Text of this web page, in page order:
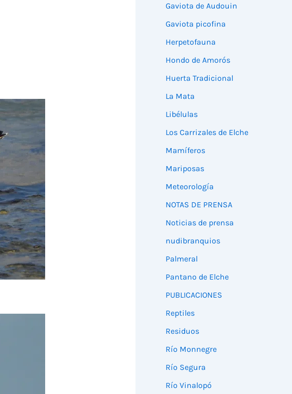
Gaviota de Audouin
Gaviota picofina
Herpetofauna
Hondo de Amorós
Huerta Tradicional
La Mata
Libélulas
Los Carrizales de Elche
Mamíferos
Mariposas
Meteorología
NOTAS DE PRENSA
Noticias de prensa
nudibranquios
Palmeral
Pantano de Elche
PUBLICACIONES
Reptiles
Residuos
Río Monnegre
Río Segura
Río Vinalopó